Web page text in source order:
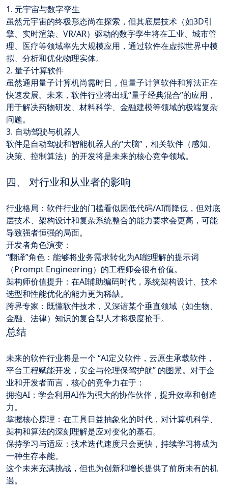
1. 元宇宙与数字孪生
虽然元宇宙的终极形态尚在探索，但其底层技术（如3D引
擎、实时渲染、VR/AR）驱动的数字孪生将在工业、城市管
理、医疗等领域率先大规模应用，通过软件在虚拟世界中模
拟、分析和优化物理实体。
2. 量子计算软件
虽然通用量子计算机尚需时日，但量子计算软件和算法正在
快速发展。未来，软件行业将出现“量子经典混合”的应用，
用于解决药物研发、材料科学、金融建模等领域的极端复杂
问题。
3. 自动驾驶与机器人
软件是自动驾驶和智能机器人的“大脑”，相关软件（感知、
决策、控制算法）的开发将是未来的核心竞争领域。
四、 对行业和从业者的影响
行业格局：软件行业的门槛看似因低代码/AI而降低，但对底
层技术、架构设计和复杂系统整合的能力要求会更高，可能
导致强者恒强的局面。
开发者角色演变：
“翻译”角色：能够将业务需求转化为AI能理解的提示词
（Prompt Engineering）的工程师会很有价值。
架构师价值提升：在AI辅助编码时代，系统架构设计、技术
选型和性能优化的能力更为稀缺。
跨界专家：既懂软件技术，又深谙某个垂直领域（如生物、
金融、法律）知识的复合型人才将极度抢手。
总结
未来的软件行业将是一个 “AI定义软件，云原生承载软件，
平台工程赋能开发，安全与伦理保驾护航” 的图景。对于企
业和开发者而言，核心的竞争力在于：
拥抱AI：学会利用AI作为强大的协作伙伴，提升效率和创造
力。
掌握核心原理：在工具日益抽象化的时代，对计算机科学、
架构和算法的深刻理解是应对变化的基石。
保持学习与适应：技术迭代速度只会更快，持续学习将成为
一种生存本能。
这个未来充满挑战，但也为创新和增长提供了前所未有的机
遇。